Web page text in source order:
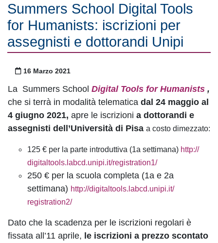
Summers School Digital Tools
for Humanists: iscrizioni per
assegnisti e dottorandi Unipi
Pubblicato il
16 Marzo 2021
La Summers School Digital Tools for Humanists ,
che si terrà in modalità telematica dal 24 maggio al
4 giugno 2021, apre le iscrizioni a dottorandi e
assegnisti dell’Università di Pisa a costo dimezzato:
125 € per la parte introduttiva (1a settimana) http://
digitaltools.labcd.unipi.it/registration1/
250 € per la scuola completa (1a e 2a
settimana) http://digitaltools.labcd.unipi.it/
registration2/
Dato che la scadenza per le iscrizioni regolari è
fissata all’11 aprile, le iscrizioni a prezzo scontato